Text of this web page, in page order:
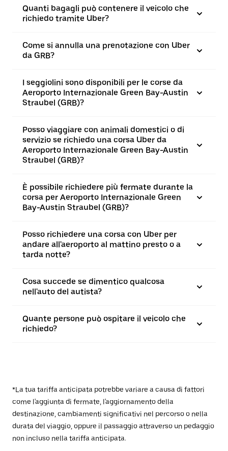
Quanti bagagli può contenere il veicolo che
richiedo tramite Uber?
Come si annulla una prenotazione con Uber
da GRB?
I seggiolini sono disponibili per le corse da
Aeroporto Internazionale Green Bay-Austin
Straubel (GRB)?
Posso viaggiare con animali domestici o di
servizio se richiedo una corsa Uber da
Aeroporto Internazionale Green Bay-Austin
Straubel (GRB)?
È possibile richiedere più fermate durante la
corsa per Aeroporto Internazionale Green
Bay-Austin Straubel (GRB)?
Posso richiedere una corsa con Uber per
andare all'aeroporto al mattino presto o a
tarda notte?
Cosa succede se dimentico qualcosa
nell'auto del autista?
Quante persone può ospitare il veicolo che
richiedo?
*La tua tariffa anticipata potrebbe variare a causa di fattori
come l'aggiunta di fermate, l'aggiornamento della
destinazione, cambiamenti significativi nel percorso o nella
durata del viaggio, oppure il passaggio attraverso un pedaggio
non incluso nella tariffa anticipata.